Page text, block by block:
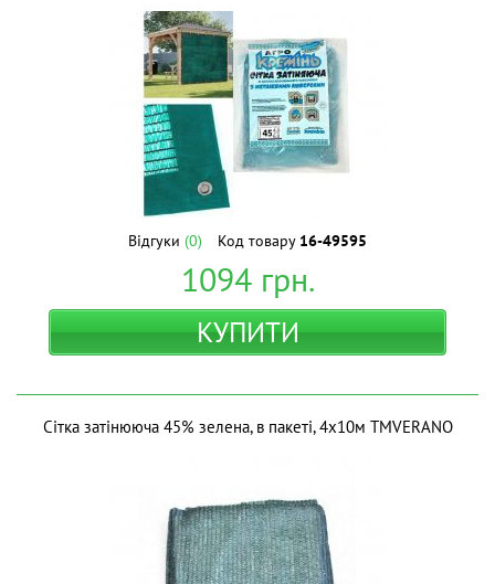
Відгуки (0) Код товару 16-49595
1094грн.
КУПИТИ
Сітка затінююча 45% зелена, в пакеті, 4х10м ТМVERANO